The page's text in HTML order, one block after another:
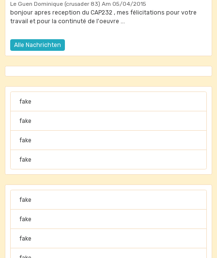
Le Guen Dominique (crusader 83) Am 05/04/2015
bonjour apres reception du CAP232 , mes félicitations pour votre
travail et pour la continuté de l'oeuvre ...
Alle Nachrichten
fake
fake
fake
fake
fake
fake
fake